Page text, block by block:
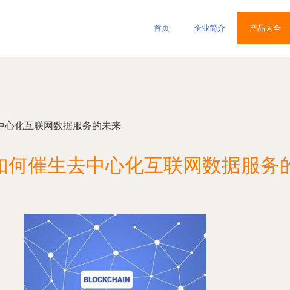
首页 企业简介 产品大全
心化互联网数据服务的未来
何催生去中心化互联网数据服务